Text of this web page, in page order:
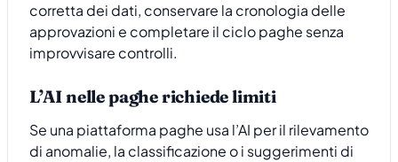
corretta dei dati, conservare la cronologia delle
approvazioni e completare il ciclo paghe senza
improvvisare controlli.
L’AI nelle paghe richiede limiti
Se una piattaforma paghe usa l’AI per il rilevamento
di anomalie, la classificazione o i suggerimenti di